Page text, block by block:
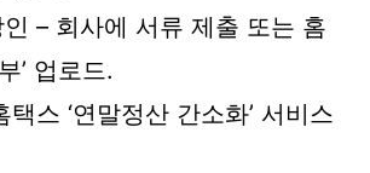
– 회사에 서류 제출 또는 홈
’ 업로드.
스 ‘연말정산 간소화’ 서비스